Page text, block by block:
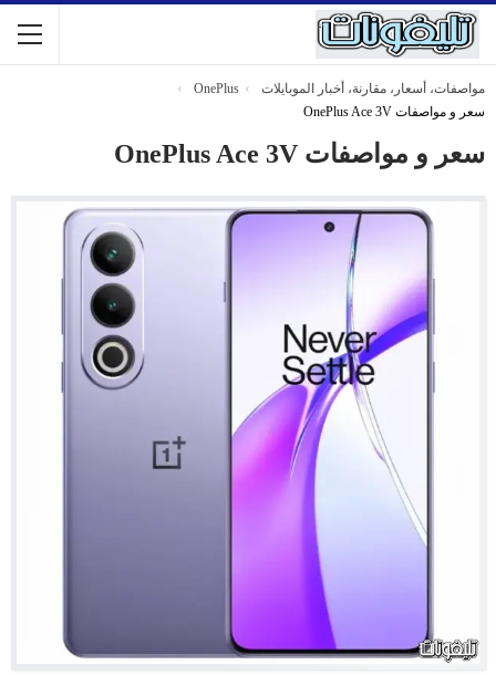
مواصفات، أسعار، مقارنة، أخبار الموبايلات
OnePlus
سعر و مواصفات OnePlus Ace 3V
سعر و مواصفات OnePlus Ace 3V